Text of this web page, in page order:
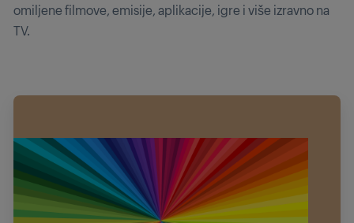
omiljene filmove, emisije, aplikacije, igre i više izravno na
TV.